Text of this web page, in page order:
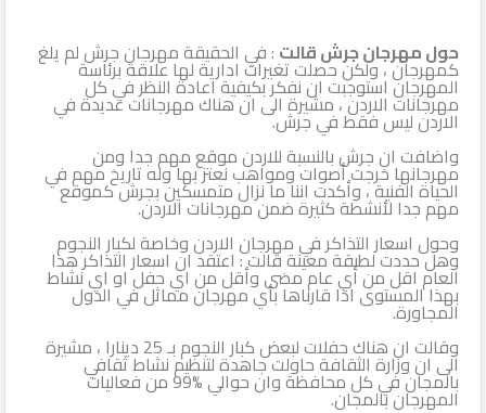
حول مهرجان جرش قالت : في الحقيقة مهرجان جرش لم يلغ
كمهرجان ، ولكن حصلت تغيرات ادارية لها علاقة برئاسة
المهرجان استوجبت ان نفكر بكيفية اعادة النظر في كل
مهرجانات الاردن ، مشيرة الى ان هناك مهرجانات عديدة في
الاردن ليس فقط في جرش.
واضافت ان جرش بالنسبة للاردن موقع مهم جدا ومن
مهرجانها خرجت أصوات ومواهب نعتز بها وله تاريخ مهم في
الحياة الفنية ، وأكدت اننا ما نزال متمسكين بجرش كموقع
مهم جدا لأنشطة كثيرة ضمن مهرجانات الاردن.
وحول اسعار التذاكر في مهرجان الاردن وخاصة لكبار النجوم
وهل حددت لطبقة معينة قالت : اعتقد ان اسعار التذاكر هذا
العام اقل من أي عام مضى وأقل من اي حفل او اي نشاط
بهذا المستوى اذا قارناها بأي مهرجان مماثل في الدول
المجاورة.
وقالت ان هناك حفلات لبعض كبار النجوم بـ 25 دينارا ، مشيرة
الى ان وزارة الثقافة حاولت جاهدة لتنظيم نشاط ثقافي
بالمجان في كل محافظة وان حوالي %99 من فعاليات
المهرجان بالمجان.